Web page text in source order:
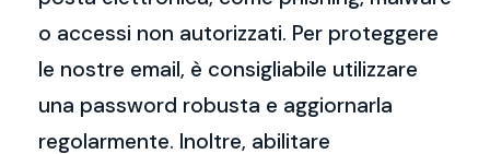
o accessi non autorizzati. Per proteggere
le nostre email, è consigliabile utilizzare
una password robusta e aggiornarla
regolarmente. Inoltre, abilitare